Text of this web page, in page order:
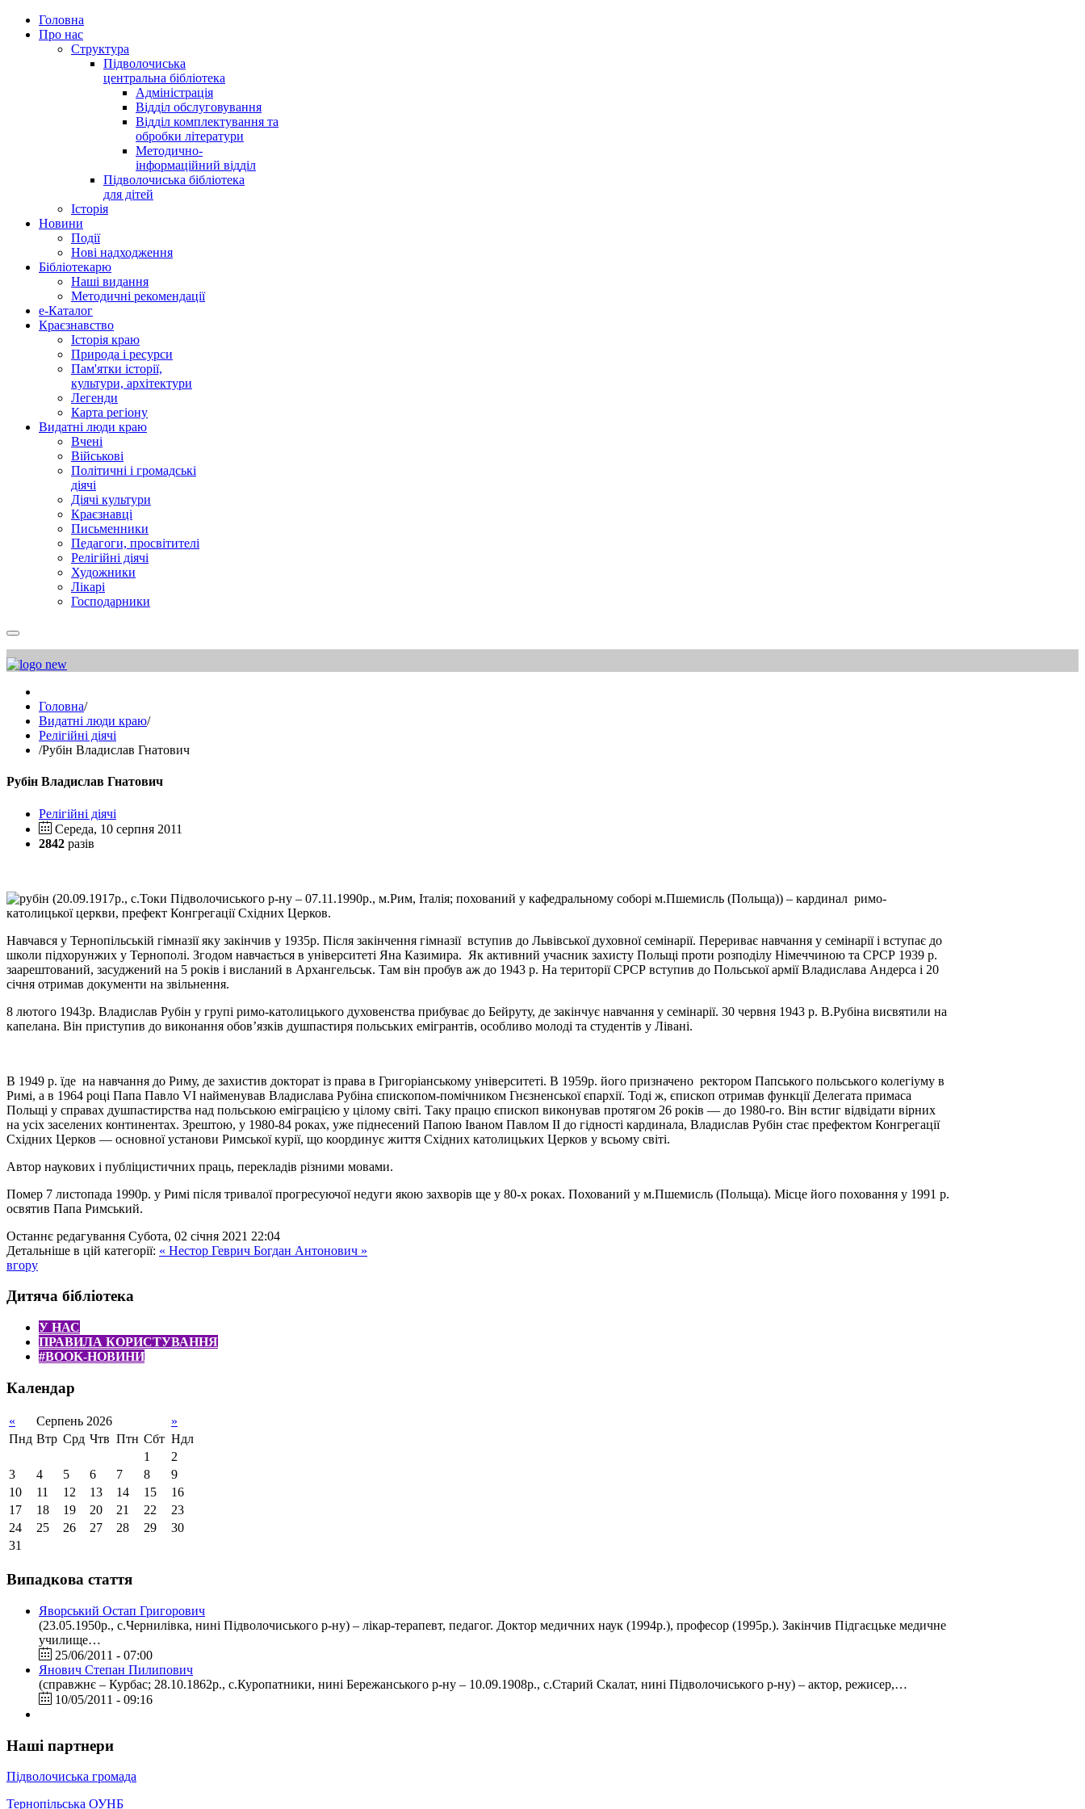
Головна
Про нас
Структура
Підволочиська
центральна бібліотека
Адміністрація
Відділ обслуговування
Відділ комплектування та
обробки літератури
Методично-
інформаційний відділ
Підволочиська бібліотека
для дітей
Історія
Новини
Події
Нові надходження
Бібліотекарю
Наші видання
Методичні рекомендації
e-Каталог
Краєзнавство
Історія краю
Природа і ресурси
Пам'ятки історії,
культури, архітектури
Легенди
Карта регіону
Видатні люди краю
Вчені
Військові
Політичні і громадські
діячі
Діячі культури
Краєзнавці
Письменники
Педагоги, просвітителі
Релігійні діячі
Художники
Лікарі
Господарники
Головна/
Видатні люди краю/
Релігійні діячі
/Рубін Владислав Гнатович
Рубін Владислав Гнатович
Релігійні діячі
Середа, 10 серпня 2011
2842 разів
(20.09.1917р., с.Токи Підволочиського р-ну – 07.11.1990р., м.Рим, Італія; похований у кафедральному соборі м.Пшемисль (Польща)) – кардинал римо-
католицької церкви, префект Конгрегації Східних Церков.
Навчався у Тернопільській гімназії яку закінчив у 1935р. Після закінчення гімназії вступив до Львівської духовної семінарії. Перериває навчання у семінарії і вступає до
школи підхорунжих у Тернополі. Згодом навчається в університеті Яна Казимира. Як активний учасник захисту Польщі проти розподілу Німеччиною та СРСР 1939 р.
заарештований, засуджений на 5 років і висланий в Архангельськ. Там він пробув аж до 1943 р. На території СРСР вступив до Польськоїармії Владислава Андерса і 20
січня отримав документи на звільнення.
8 лютого 1943р. Владислав Рубін у групі римо-католицького духовенства прибуває до Бейруту, де закінчує навчання у семінарії. 30 червня 1943 р. В.Рубіна висвятили на
капелана. Він приступив до виконання обов’язків душпастиря польських емігрантів, особливо молоді та студентів у Лівані.
В 1949 р. їде на навчання до Риму, де захистив докторат із права в Григоріанському університеті. В 1959р. його призначено ректором Папського польського колегіуму в
Римі, а в 1964 році Папа Павло VI найменував Владислава Рубіна єпископом-помічником Гнєзненської єпархії. Тоді ж, єпископ отримав функції Делегата примаса
Польщі у справах душпастирства над польською еміграцією у цілому світі. Таку працю єпископ виконував протягом 26 років — до 1980-го. Він встиг відвідати вірних
на усіх заселених континентах. Зрештою, у 1980-84 роках, уже піднесений Папою Іваном Павлом ІІ до гідності кардинала, Владислав Рубін стає префектом Конгрегації
Східних Церков — основної установи Римської курії, що координує життя Східних католицьких Церков у всьому світі.
Автор наукових і публіцистичних праць, перекладів різними мовами.
Помер 7 листопада 1990р. у Римі після тривалої прогресуючої недуги якою захворів ще у 80-х роках. Похований у м.Пшемисль (Польща). Місце його поховання у 1991 р.
освятив Папа Римський.
Останнє редагування Субота, 02 січня 2021 22:04
Детальніше в цій категорії: « Нестор Геврич Богдан Антонович »
вгору
Дитяча бібліотека
У НАС
ПРАВИЛА КОРИСТУВАННЯ
#BOOK-НОВИНИ
Календар
« Серпень 2026
»
Пнд Втр Срд Чтв Птн Сбт Ндл
1
2
3
4 5 6 7 8
9
10
11 12 13 14 15
16
17
18 19 20 21 22
23
24
25 26 27 28 29
30
31
Випадкова стаття
Яворський Остап Григорович
(23.05.1950р., с.Чернилівка, нині Підволочиського р-ну) – лікар-терапевт, педагог. Доктор медичних наук (1994р.), професор (1995р.). Закінчив Підгаєцьке медичне
училище…
25/06/2011 - 07:00
Янович Степан Пилипович
(справжнє – Курбас; 28.10.1862р., с.Куропатники, нині Бережанського р-ну – 10.09.1908р., с.Старий Скалат, нині Підволочиського р-ну) – актор, режисер,…
10/05/2011 - 09:16
Наші партнери
Підволочиська громада
Тернопільська ОУНБ